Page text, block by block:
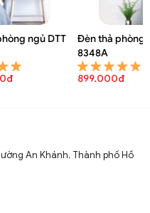
ngủ DTT
Đèn thả phòng
8348A
899.000đ
An Khánh, Thành phố Hồ